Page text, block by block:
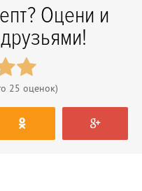
Оцени и
25 оценок)